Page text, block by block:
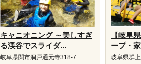
キャニオニング ～美しすぎ
る渓谷でスライダ...
岐阜県関市洞戸通元寺318-7
【岐阜
ープ・
岐阜県群